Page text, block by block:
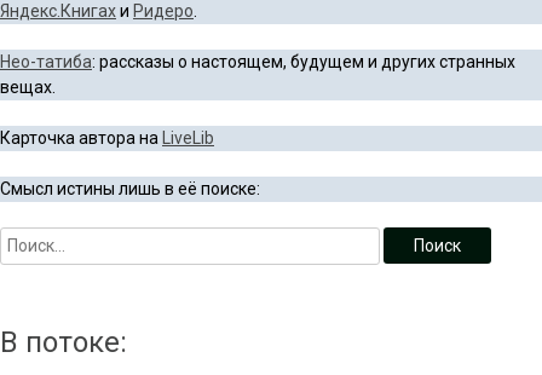
Яндекс.Книгахи Ридеро
Нео-татиба: рассказы о настоящем, будущем и других странных
вещах.
Карточка автора на LiveLib
Смысл истины лишь в её поиске:
В потоке: